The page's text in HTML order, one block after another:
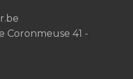
Coronmeuse 41 -